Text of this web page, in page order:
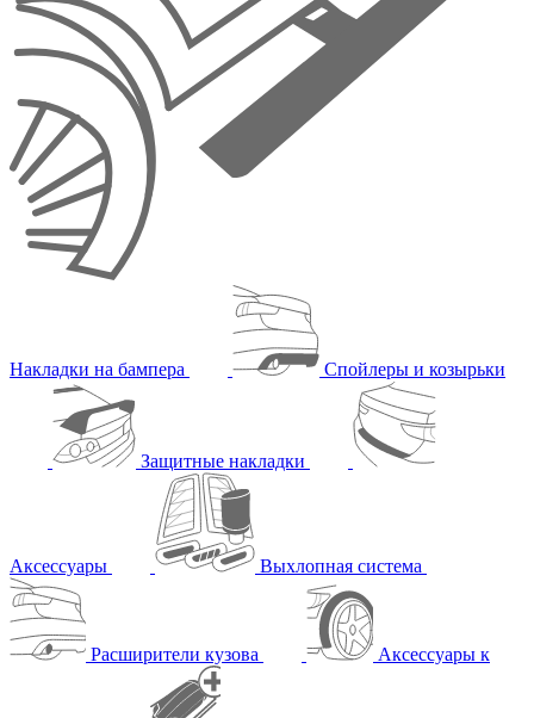
Накладки на бампера Спойлеры и козырьки
Защитные накладки
Аксессуары Выхлопная система
Расширители кузова Аксессуары к